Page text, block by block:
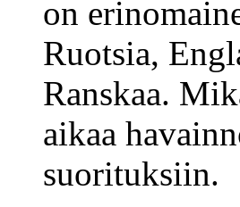
on
Ruotsia,
Ranskaa.
aikaa
suorituksiin.